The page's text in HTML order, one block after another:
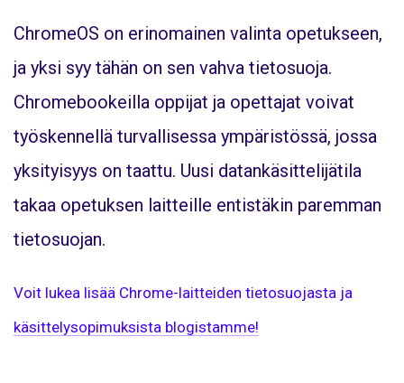
ChromeOS on erinomainen valinta opetukseen,
ja yksi syy tähän on sen vahva tietosuoja.
Chromebookeilla oppijat ja opettajat voivat
työskennellä turvallisessa ympäristössä, jossa
yksityisyys on taattu. Uusi datankäsittelijätila
takaa opetuksen laitteille entistäkin paremman
tietosuojan.
Voit lukea lisää Chrome-laitteiden tietosuojasta ja
käsittelysopimuksista blogistamme!